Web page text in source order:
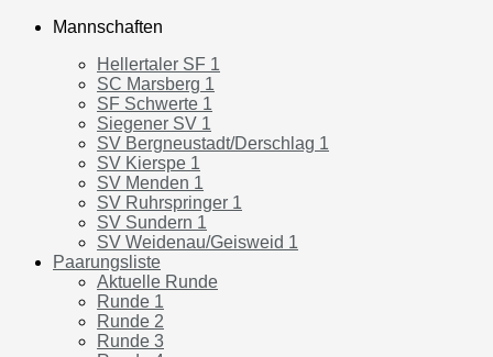
Mannschaften
Hellertaler SF 1
SC Marsberg 1
SF Schwerte 1
Siegener SV 1
SV Bergneustadt/Derschlag 1
SV Kierspe 1
SV Menden 1
SV Ruhrspringer 1
SV Sundern 1
SV Weidenau/Geisweid 1
Paarungsliste
Aktuelle Runde
Runde 1
Runde 2
Runde 3